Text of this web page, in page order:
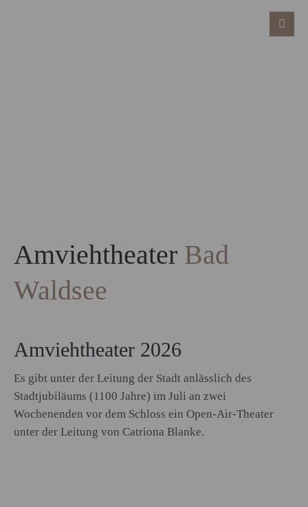
Amviehtheater Bad
Waldsee
Amviehtheater 2026
Es gibt unter der Leitung der Stadt anlässlich des
Stadtjubiläums (1100 Jahre) im Juli an zwei
Wochenenden vor dem Schloss ein Open-Air-Theater
unter der Leitung von Catriona Blanke.